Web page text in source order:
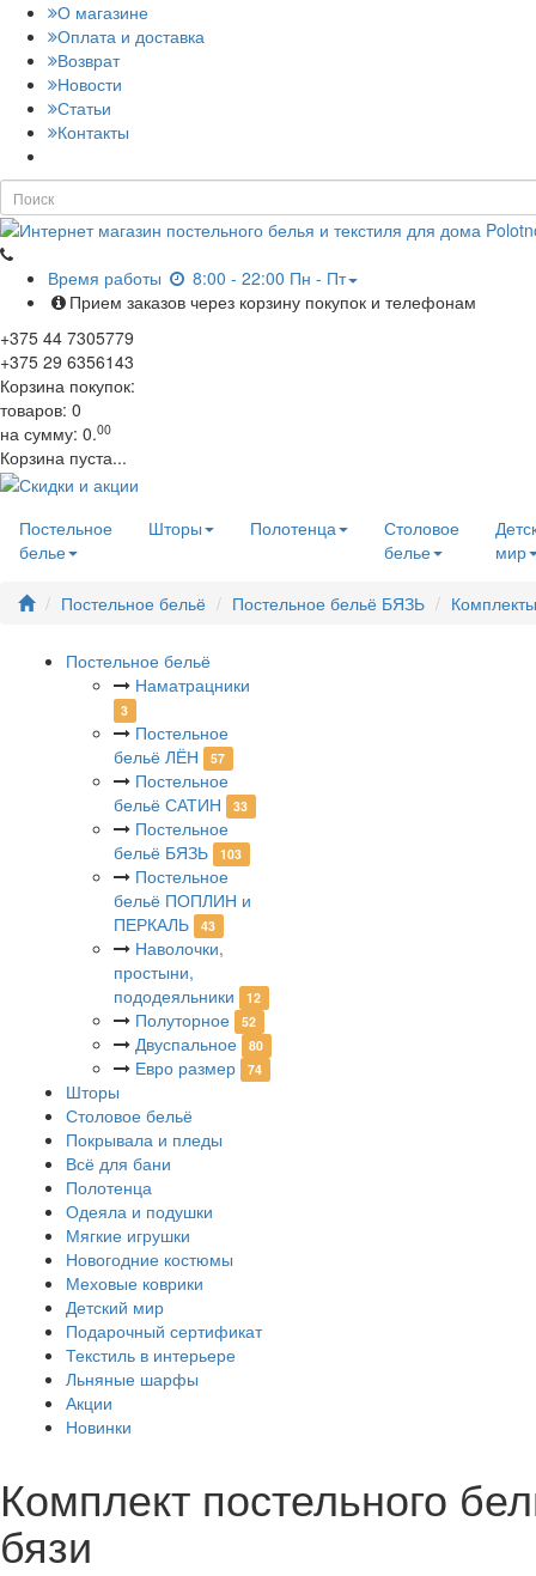
О магазине
Оплата и доставка
Возврат
Новости
Статьи
Контакты
Время работы
8:00 - 22:00 Пн - Пт
Прием заказов через корзину покупок и телефонам
+375 44 7305779
+375 29 6356143
Корзина покупок:
товаров: 0
на сумму: 0.00
Корзина пуста...
Постельное
белье
Шторы Полотенца
Столовое
белье
мир
Постельное бельё Постельное бельё БЯЗЬ
Постельное бельё
Наматрацники
3
Постельное
бельё ЛЁН
57
Постельное
бельё САТИН
33
Постельное
бельё БЯЗЬ
103
Постельное
бельё ПОПЛИН и
ПЕРКАЛЬ
43
Наволочки,
простыни,
пододеяльники
12
Полуторное 52
Двуспальное 80
Евро размер 74
Шторы
Столовое бельё
Покрывала и пледы
Всё для бани
Полотенца
Одеяла и подушки
Мягкие игрушки
Новогодние костюмы
Меховые коврики
Детский мир
Подарочный сертификат
Текстиль в интерьере
Льняные шарфы
Акции
Новинки
Комплект постельного
бязи